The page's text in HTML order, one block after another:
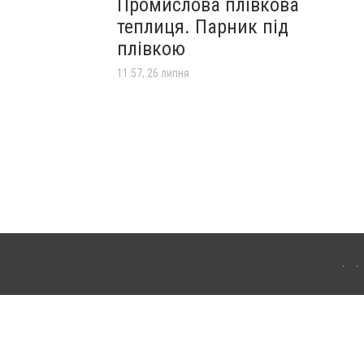
теплиця. Парник під
плівкою
11:57, 26 липня